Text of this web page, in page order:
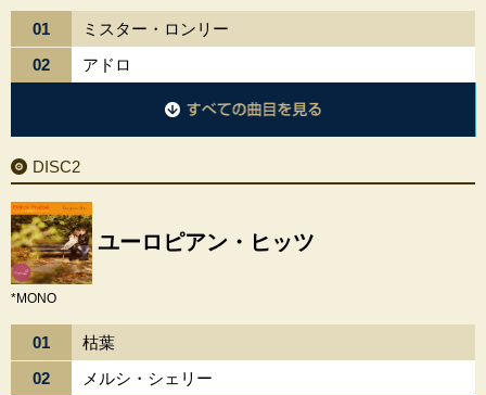
01
ミスター・ロンリー
02
アドロ
DISC2
*MONO
ユーロピアン・ヒッツ
01
枯葉
02
メルシ・シェリー